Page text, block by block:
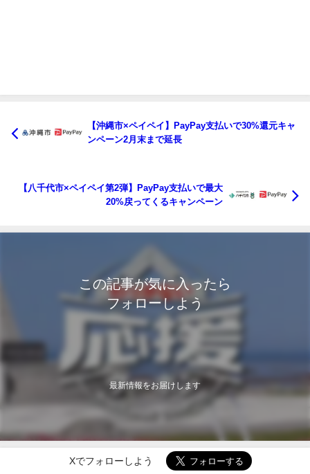
【沖縄市×ペイペイ】PayPay支払いで30%還元キャ
ンペーン2月末まで延長
【八千代市×ペイペイ第2弾】PayPay支払いで最大
20%戻ってくるキャンペーン
この記事が気に入ったら
フォローしよう
最新情報をお届けします
Xでフォローしよう